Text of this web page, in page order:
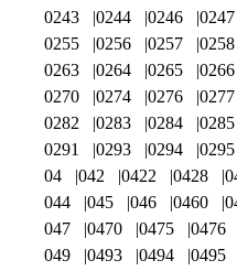
0243
0244 0246 0247
0255
0256 0257 0258
0263
0264 0265 0266
0270
0274 0276 0277
0282
0283 0284 0285
0291
0293 0294 0295
04
042 0422 0428
044
045 046 0460
047
0470 0475 0476
049
0493 0494 0495